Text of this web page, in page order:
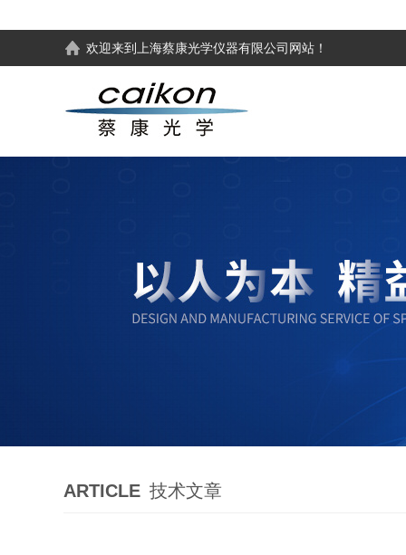
欢迎来到 上海蔡康光学仪器有限公司 网站！
ARTICLE 技术文章